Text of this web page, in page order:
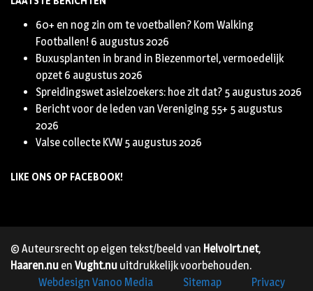
60+ en nog zin om te voetballen? Kom Walking
Footballen! 6 augustus 2026
Buxusplanten in brand in Biezenmortel, vermoedelijk
opzet 6 augustus 2026
Spreidingswet asielzoekers: hoe zit dat? 5 augustus 2026
Bericht voor de leden van Vereniging 55+ 5 augustus
2026
Valse collecte KVW 5 augustus 2026
LIKE ONS OP FACEBOOK!
© Auteursrecht op eigen tekst/beeld van Helvoirt.net,
Haaren.nu en Vught.nu uitdrukkelijk voorbehouden.
Webdesign Vanoo Media
Sitemap Privacy